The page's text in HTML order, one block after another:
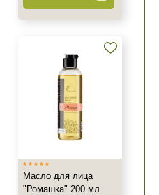
Масло для лица
"Ромашка" 200 мл